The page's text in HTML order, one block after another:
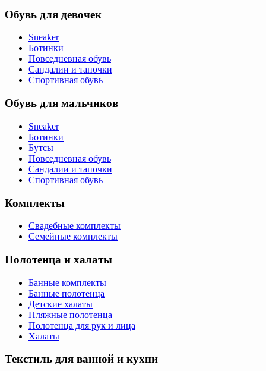
Обувь для девочек
Sneaker
Ботинки
Повседневная обувь
Сандалии и тапочки
Спортивная обувь
Обувь для мальчиков
Sneaker
Ботинки
Бутсы
Повседневная обувь
Сандалии и тапочки
Спортивная обувь
Комплекты
Свадебные комплекты
Семейные комплекты
Полотенца и халаты
Банные комплекты
Банные полотенца
Детские халаты
Пляжные полотенца
Полотенца для рук и лица
Халаты
Текстиль для ванной и кухни